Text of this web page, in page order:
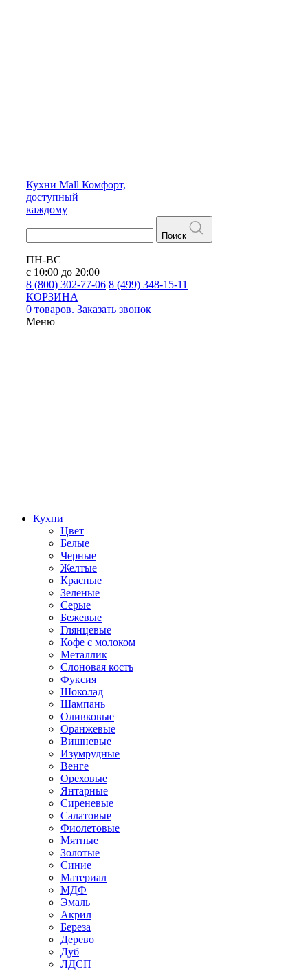
Кухни Mall Комфорт,
доступный
каждому
Поиск
ПН-ВС
с 10:00 до 20:00
8 (800) 302-77-06 8 (499) 348-15-11
КОРЗИНА
0 товаров. Заказать звонок
Меню
Кухни
Цвет
Белые
Черные
Желтые
Красные
Зеленые
Серые
Бежевые
Глянцевые
Кофе с молоком
Металлик
Слоновая кость
Фуксия
Шоколад
Шампань
Оливковые
Оранжевые
Вишневые
Изумрудные
Венге
Ореховые
Янтарные
Сиреневые
Салатовые
Фиолетовые
Мятные
Золотые
Синие
Материал
МДФ
Эмаль
Акрил
Береза
Дерево
Дуб
ЛДСП